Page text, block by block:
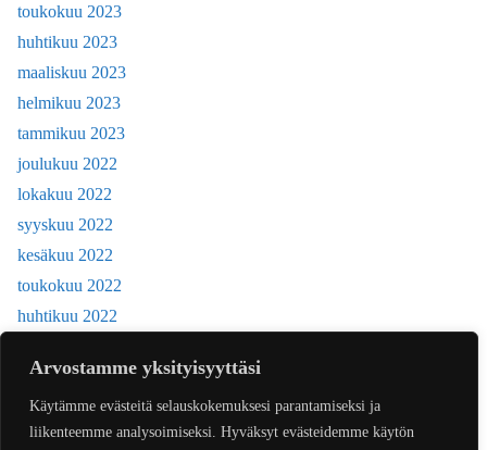
Arvostamme yksityisyyttäsi
Käytämme evästeitä selauskokemuksesi parantamiseksi ja
liikenteemme analysoimiseksi. Hyväksyt evästeidemme käytön
toukokuu 2023
huhtikuu 2023
maaliskuu 2023
helmikuu 2023
tammikuu 2023
joulukuu 2022
lokakuu 2022
syyskuu 2022
kesäkuu 2022
toukokuu 2022
huhtikuu 2022